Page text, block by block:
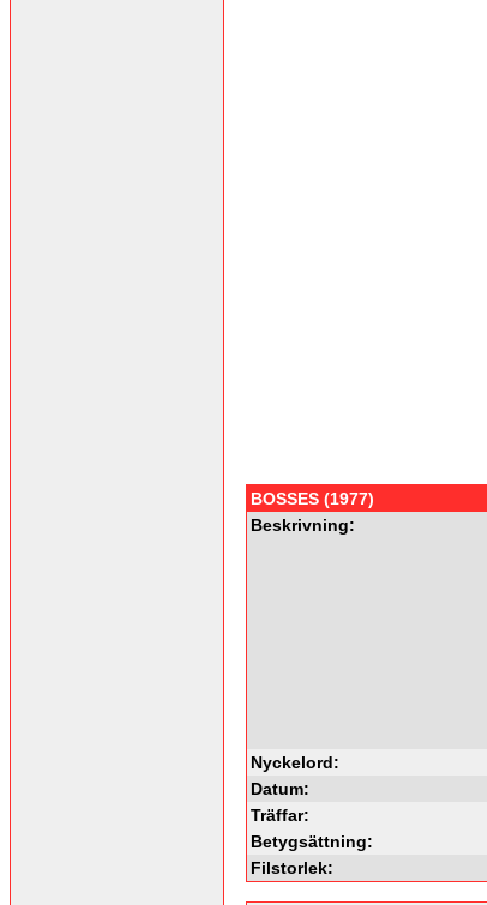
BOSSES (1977)
Beskrivning:
Nyckelord:
Datum:
Träffar:
Betygsättning:
Filstorlek: